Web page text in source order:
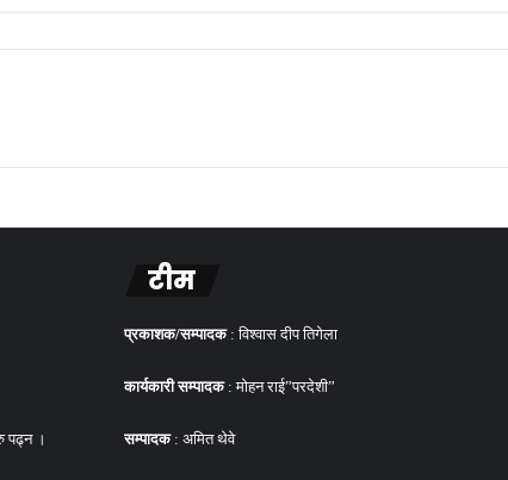
पढ्न ।
टीम
प्रकाशक/सम्पादक : विश्वास दीप तिगेला
कार्यकारी सम्पादक: मोहन राई”परदेशी”
सम्पादक: अमित थेवे